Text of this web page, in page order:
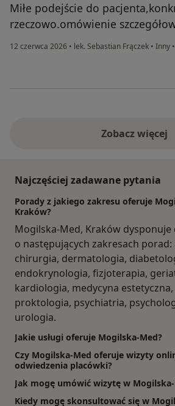
Miłe podejście do
rzeczowo.omówienie
12 czerwca 2026 • lek. Sebastian Frączek • Inny •
Zobacz więcej
Najczęściej zadawane pytania
Porady z jakiego zakresu oferuje
Kraków?
Mogilska-Med, Kraków dysponuje
o następujących zakresach
chirurgia, dermatologia,
endokrynologia, fizjoterapia,
kardiologia, medycyna
proktologia, psychiatria,
urologia.
Jakie usługi oferuje Mogilska-Med?
Czy Mogilska-Med oferuje wizyty
odwiedzenia placówki?
Jak mogę umówić wizytę w
Kiedy mogę skonsultować się w